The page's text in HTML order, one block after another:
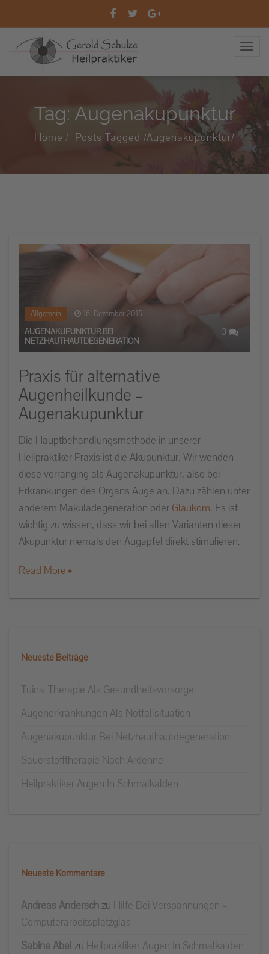
Tag: Augenakupunktur
Home Posts Tagged /Augenakupunktur/
Allgemein 16. Dezember 2015
0
AUGENAKUPUNKTUR BEI
NETZHAUTHAUTDEGENERATION
Praxis für alternative
Augenheilkunde –
Augenakupunktur
Die Hauptbehandlungsmethode in unserer
Heilpraktiker Praxis ist die Akupunktur. Wir wenden
diese vorranging als Augenakupunktur, also bei
Erkrankungen des Organs Auge an. Dazu zählen unter
anderem Makuladegeneration oder Glaukom. Es ist
wichtig zu wissen, dass wir bei allen Varianten dieser
Akupunktur niemals den Augapfel direkt stimulieren.
Read More
Neueste Beiträge
Tuina-Therapie Als Gesundheitsvorsorge
Augenerkrankungen Als Notfallsituation
Augenakupunktur Bei Netzhauthautdegeneration
Sauerstofftherapie Nach Ardenne
Heilpraktiker Augen In Schmalkalden
Neueste Kommentare
Andreas Andersch zu Hilfe Bei Verspannungen –
Computerarbeitsplatzglas
Sabine Abel zu Heilpraktiker Augen In Schmalkalden